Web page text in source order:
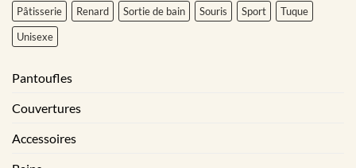
Pâtisserie
Renard Sortie de bain Souris Sport
Tuque
Unisexe
Pantoufles
Couvertures
Accessoires